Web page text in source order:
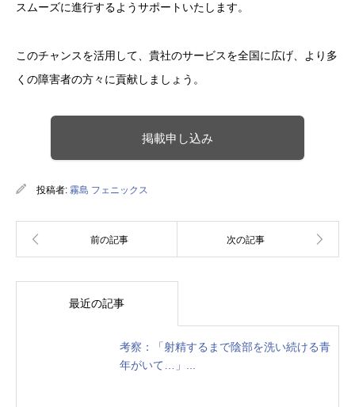
スムーズに進行するようサポートいたします。
このチャンスを活用して、貴社のサービスを全国に広げ、より多
くの障害者の方々に貢献しましょう。
掲載申し込み
投稿者: 霧島 フェニックス
最近の記事
考察：「射精するまで陰部を洗い続ける青
年がいて…」...